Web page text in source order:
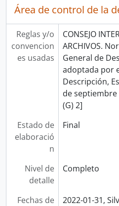
Área de control de la
Reglas y/o
convencion
es usadas
CONSEJO
ARCHIVOS.
General de
adoptada por
Descripción,
de septiembre
(G) 2]
Estado de
elaboració
n
Final
Nivel de
detalle
Completo
Fechas de
2022-01-31,